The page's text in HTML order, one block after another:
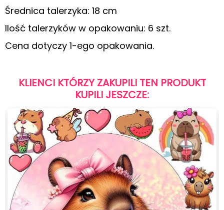
Średnica talerzyka: 18 cm
Ilość talerzyków w opakowaniu: 6 szt.
Cena dotyczy 1-ego opakowania.
KLIENCI KTÓRZY ZAKUPILI TEN PRODUKT
KUPILI JESZCZE: